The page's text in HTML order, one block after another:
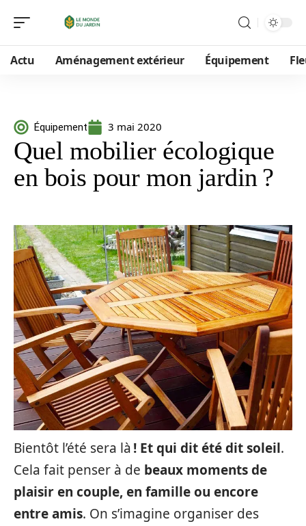
Actu Aménagement extérieur Équipement
Équipement 3 mai 2020
Quel mobilier écologique
en bois pour mon jardin ?
Bientôt l’été sera là! Et qui dit été dit soleil.
Cela fait penser à de beaux moments de
plaisir en couple, en famille ou encore
entre amis. On s’imagine organiser des